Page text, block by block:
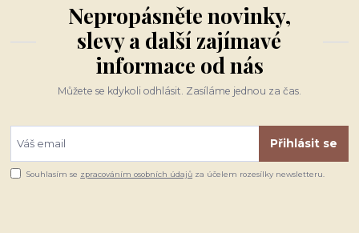
Nepropásněte novinky,
slevy a další zajímavé
informace od nás
Můžete se kdykoli odhlásit. Zasíláme jednou za čas.
Přihlásit se
Souhlasím se zpracováním osobních údajů za účelem rozesílky newsletteru.